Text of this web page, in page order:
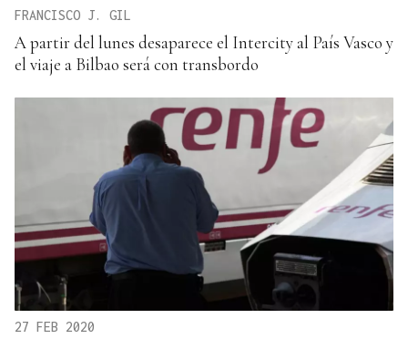
FRANCISCO J. GIL
A partir del lunes desaparece el Intercity al País Vasco y
el viaje a Bilbao será con transbordo
27 FEB 2020